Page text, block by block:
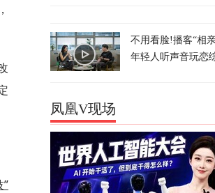
不用看脸!播客“相
年轻人听声音玩恋
凤凰V现场